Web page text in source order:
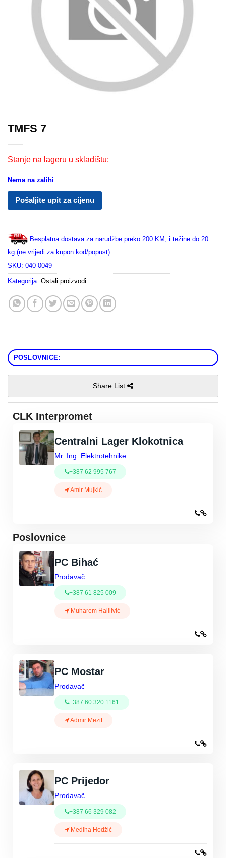
TMFS 7
Stanje na lageru u skladištu:
Nema na zalihi
Pošaljite upit za cijenu
Besplatna dostava za narudžbe preko 200 KM, i težine do 20
kg.(ne vrijedi za kupon kod/popust)
SKU: 040-0049
Kategorija: Ostali proizvodi
POSLOVNICE:
Share List
CLK Interpromet
Centralni Lager Klokotnica
Mr. Ing. Elektrotehnike
+387 62 995 767
Amir Mujkić
Poslovnice
PC Bihać
Prodavač
+387 61 825 009
Muharem Halilivić
PC Mostar
Prodavač
+387 60 320 1161
Admir Mezit
PC Prijedor
Prodavač
+387 66 329 082
Mediha Hodžić